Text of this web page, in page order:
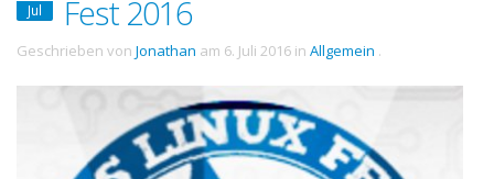
Jul
Fest 2016
Geschrieben von Jonathan am 6. Juli 2016 in Allgemein .